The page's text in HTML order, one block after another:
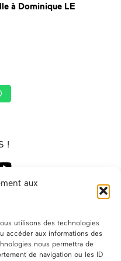
aux
utilisons des technologies
accéder aux informations des
nous permettra de
de navigation ou les ID
à Dominique LE
!